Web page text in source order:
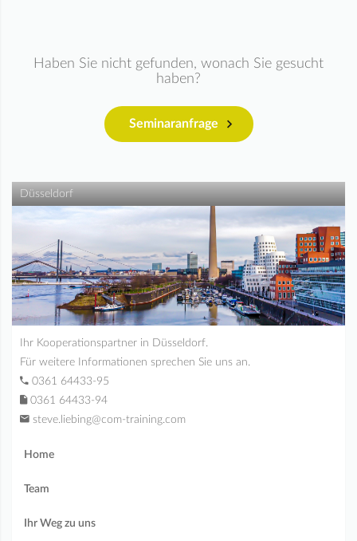
Haben Sie nicht gefunden, wonach Sie gesucht
haben?
Seminaranfrage
Düsseldorf
Ihr Kooperationspartner in Düsseldorf.
Für weitere Informationen sprechen Sie uns an.
0361 64433-95
0361 64433-94
steve.liebing@com-training.com
Home
Team
Ihr Weg zu uns